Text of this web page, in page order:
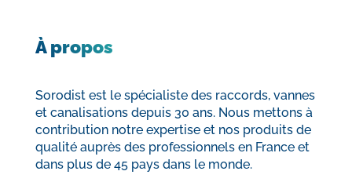
À propos
Sorodist est le spécialiste des raccords, vannes
et canalisations depuis 30 ans. Nous mettons à
contribution notre expertise et nos produits de
qualité auprès des professionnels en France et
dans plus de 45 pays dans le monde.